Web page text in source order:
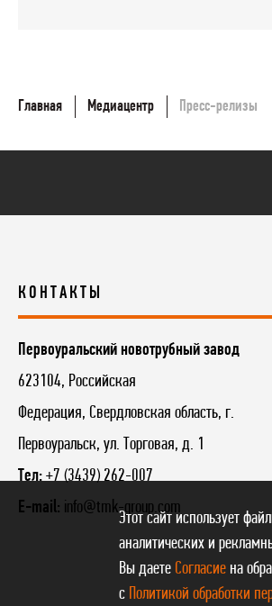
Главная Медиацентр Пресс-релизы
КОНТАКТЫ
Первоуральский новотрубный завод
623104, Российская
Федерация, Свердловская область, г.
Первоуральск, ул. Торговая, д. 1
Тел: +7 (3439) 262-007
E-mail: info@tmk-group.com
Этот сайт использует
аналитических и
Вы даете Согласиена
с Политикой обработки